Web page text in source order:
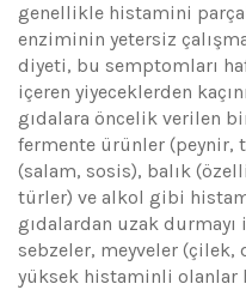
genellikle histamini
enziminin yetersiz
diyeti, bu semptomları
içeren yiyeceklerden
gıdalara öncelik verilen
fermente ürünler (peynir,
(salam, sosis), balık
türler) ve alkol gibi
gıdalardan uzak
sebzeler, meyveler (çilek,
yüksek histaminli olanlar